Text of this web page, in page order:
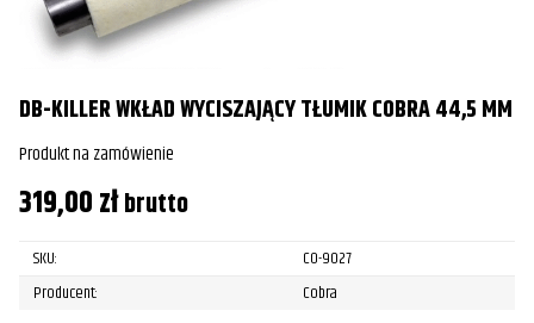
DB-KILLER WKŁAD WYCISZAJĄCY TŁUMIK COBRA 44,5 MM
Produkt na zamówienie
319,00złbrutto
SKU:
CO-9027
Producent:
Cobra